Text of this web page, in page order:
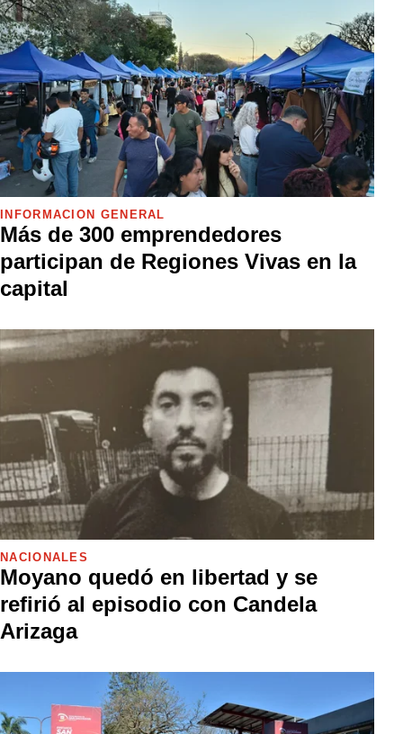
INFORMACIÓN GENERAL
Más de 300 emprendedores
participan de Regiones Vivas en la
capital
NACIONALES
Moyano quedó en libertad y se
refirió al episodio con Candela
Arizaga